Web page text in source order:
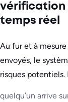
vérification
temps réel
Au fur et à
envoyés, le
risques potentiels.
quelqu’un arrive